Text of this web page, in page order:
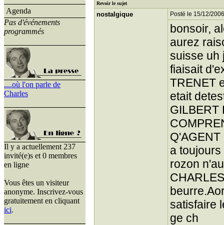
Agenda
Pas d'événements
programmés
....où l'on parle de
Charles
Il y a actuellement 237
invité(e)s et 0 membres
en ligne
Vous êtes un visiteur
anonyme. Inscrivez-vous
gratuitement en cliquant
ici.
Revoir le sujet
nostalgique Posté le 15/12/
bonsoir,
aurez
suisse uh
fiaisait
TRENET
etait
GILBERT
a
rozon
satisfaire
ge ch